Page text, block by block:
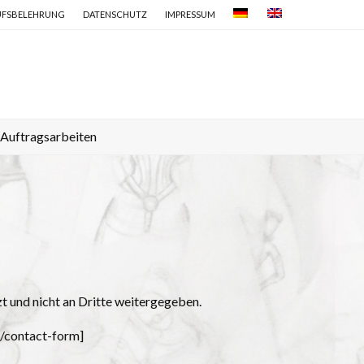
DATENSCHUTZ IMPRESSUM
Auftragsarbeiten
und nicht an Dritte weitergegeben.
contact-form]